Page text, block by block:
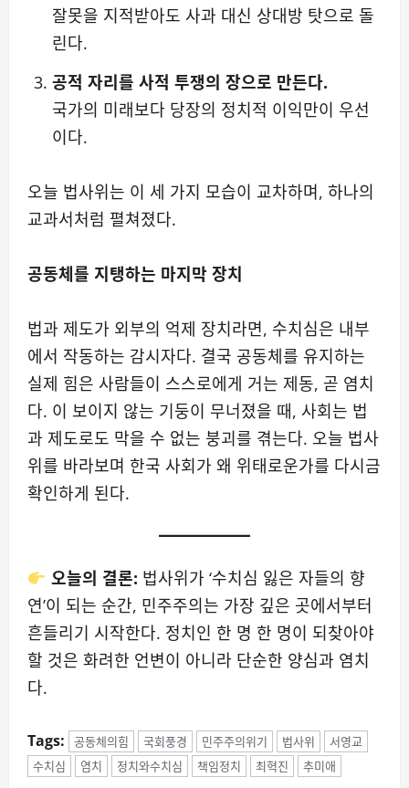
잘못을 지적받아도 사과 대신 상대방 탓으로 돌
린다.
공적 자리를 사적 투쟁의 장으로 만든다.
국가의 미래보다 당장의 정치적 이익만이 우선
이다.
오늘 법사위는 이 세 가지 모습이 교차하며, 하나의
교과서처럼 펼쳐졌다.
공동체를 지탱하는 마지막 장치
법과 제도가 외부의 억제 장치라면, 수치심은 내부
에서 작동하는 감시자다. 결국 공동체를 유지하는
실제 힘은 사람들이 스스로에게 거는 제동, 곧 염치
다. 이 보이지 않는 기둥이 무너졌을 때, 사회는 법
과 제도로도 막을 수 없는 붕괴를 겪는다. 오늘 법사
위를 바라보며 한국 사회가 왜 위태로운가를 다시금
확인하게 된다.
오늘의 결론: 법사위가 ‘수치심 잃은 자들의 향
연’이 되는 순간, 민주주의는 가장 깊은 곳에서부터
흔들리기 시작한다. 정치인 한 명 한 명이 되찾아야
할 것은 화려한 언변이 아니라 단순한 양심과 염치
다.
Tags: 공동체의힘 국회풍경 민주주의위기 법사위
서영교
수치심
염치 정치와수치심 책임정치 최혁진 추미애